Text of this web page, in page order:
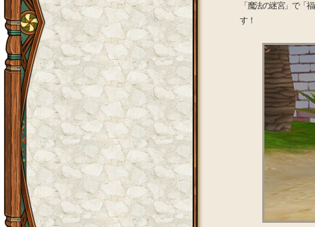
「魔法の迷宮」で「
す！